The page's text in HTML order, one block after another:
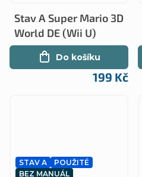
Stav A Super Mario 3D
World DE (Wii U)
199 Kč
Do košíku
STAV A
POUŽITÉ
BEZ MANUÁL